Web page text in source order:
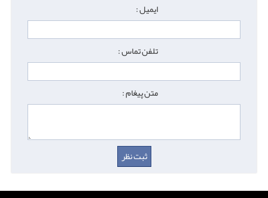
ایمیل :
تلفن تماس :
متن پیغام :